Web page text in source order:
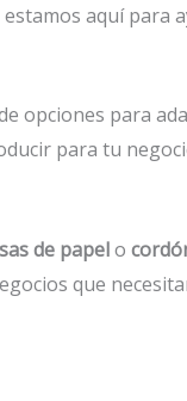
aquí para
opciones para
para tu
de papelo
que